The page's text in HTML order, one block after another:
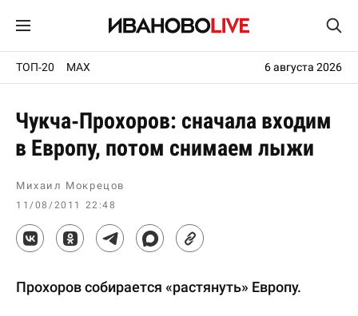
ТОП-20 MAX 6 августа 2026
Чукча-Прохоров: сначала входим
в Европу, потом снимаем лыжи
Михаил Мокрецов
11/08/2011 22:48
Прохоров собирается «растянуть» Европу.